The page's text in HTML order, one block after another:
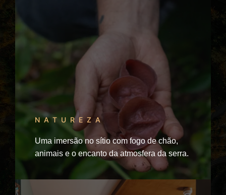
NATUREZA
Uma imersão no sítio com fogo de chão,
animais e o encanto da atmosfera da serra.